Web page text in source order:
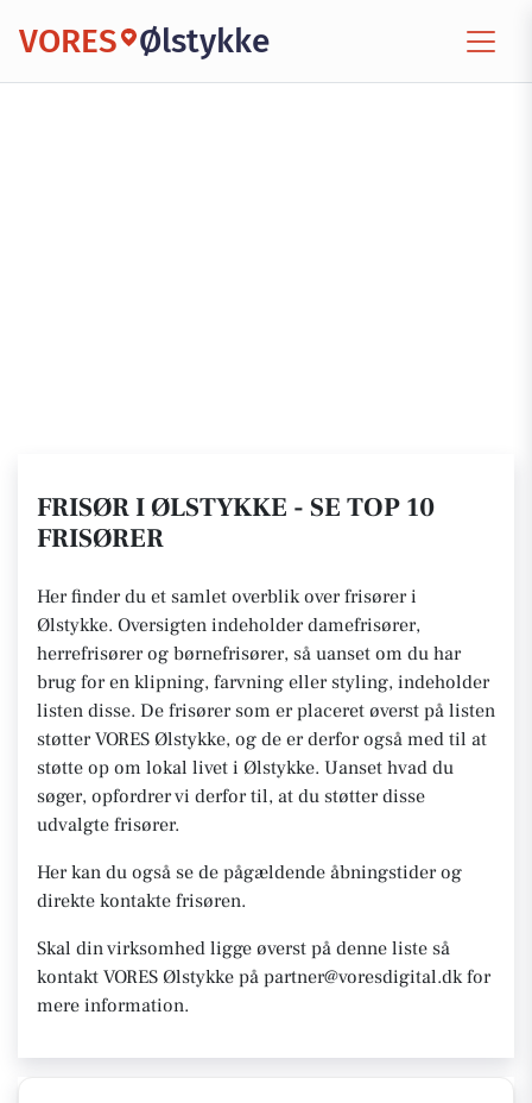
VORES Ølstykke
FRISØR I ØLSTYKKE - SE TOP 10
FRISØRER
Her finder du et samlet overblik over frisører i
Ølstykke. Oversigten indeholder damefrisører,
herrefrisører og børnefrisører, så uanset om du har
brug for en klipning, farvning eller styling, indeholder
listen disse. De frisører som er placeret øverst på listen
støtter VORES Ølstykke, og de er derfor også med til at
støtte op om lokal livet i Ølstykke. Uanset hvad du
søger, opfordrer vi derfor til, at du støtter disse
udvalgte frisører.
Her kan du også se de pågældende åbningstider og
direkte kontakte frisøren.
Skal din virksomhed ligge øverst på denne liste så
kontakt VORES Ølstykke på partner@voresdigital.dk for
mere information.